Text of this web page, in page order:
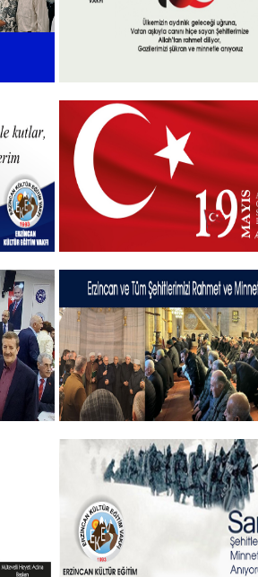
+
15 Temmuz 2025
+
19 MAYIS 2025
+
Şehitlerimizi Rahmet ve
Andık...
+